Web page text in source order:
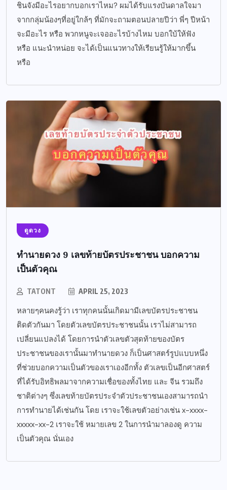
ชินจังมีอะไรอยากบอกเราไหม? ผมได้รับแรงบันดาลใจมา
จากกลุ่มน้องๆที่อยู่ใกล้ๆ ที่มักจะถามตอนปลายปีว่า พี่ๆ ปีหน้า
จะมีอะไร หรือ พวกหนูจะเจออะไรบ้างไหม บอกใบ้ให้ฟัง
หรือ แนะนำหน่อย จะได้เป็นแนวทางให้เรียนรู้ให้มากขึ้น
หรือ
ดูดวง
ทำนายดวง 9 เลขท้ายบัตรประชาชน บอกความ
เป็นตัวคุณ
TATONT APRIL 25, 2023
หลายๆคนคงรู้ว่า เราทุกคนนั้นเกิดมามีเลขบัตรประชาชน
ติดตัวกันมา โดยตัวเลขบัตรประชาชนนั้น เราไม่สามารถ
เปลี่ยนแปลงได้ โดยการนำตัวเลขตัวสุดท้ายของบัตร
ประชาชนของเรานั้นมาทำนายดวง ก็เป็นศาสตร์รูปแบบหนึ่ง
ที่ช่วยบอกความเป็นตัวของเราเองอีกทั้ง ตัวเลขเป็นอีกศาสตร์
ที่ได้รับอิทธิพลมาจากความเชื่อของทั้งไทย และ จีน รวมถึง
ชาติต่างๆ ซึ่งเลขท้ายบัตรประจำตัวประชาชนเองสามารถนำ
การทำนายได้เช่นกัน โดย เราจะใช้เลขตัวอย่างเช่น x-xxxx-
xxxxx-xx-2 เราจะใช้ หมายเลข 2 ในการนำมาลองดู ความ
เป็นตัวคุณ นั่นเอง